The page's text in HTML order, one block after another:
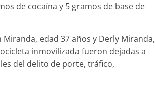
de cocaína y 5 gramos de base de
edad 37 años y Derly Miranda,
inmovilizada fueron dejadas a
del delito de porte, tráfico,